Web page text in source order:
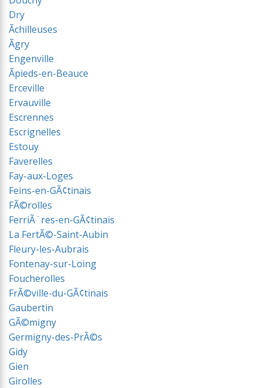
Dry
Ãchilleuses
Ãgry
Engenville
Ãpieds-en-Beauce
Erceville
Ervauville
Escrennes
Escrignelles
Estouy
Faverelles
Fay-aux-Loges
Feins-en-GÃ¢tinais
FÃ©rolles
FerriÃ¨res-en-GÃ¢tinais
La FertÃ©-Saint-Aubin
Fleury-les-Aubrais
Fontenay-sur-Loing
Foucherolles
FrÃ©ville-du-GÃ¢tinais
Gaubertin
GÃ©migny
Germigny-des-PrÃ©s
Gidy
Gien
Girolles